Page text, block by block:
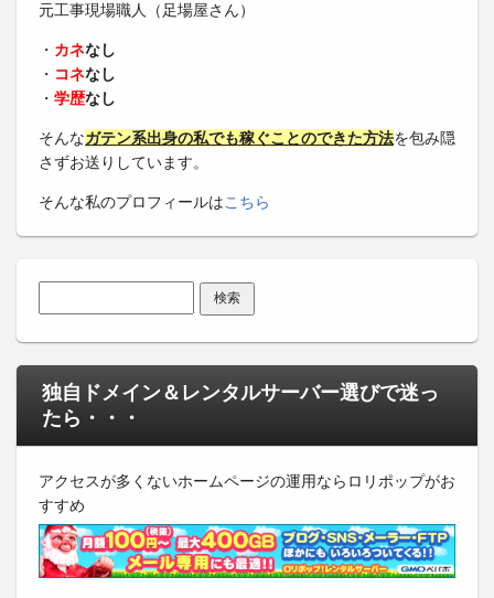
元工事現場職人（足場屋さん）
・ カネなし
・ コネなし
・ 学歴なし
そんなガテン系出身の私でも稼ぐことのできた方法を包み隠
さずお送りしています。
そんな私のプロフィールはこちら
独自ドメイン＆レンタルサーバー選びで迷っ
たら・・・
アクセスが多くないホームページの運用ならロリポップがお
すすめ